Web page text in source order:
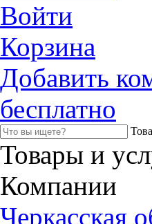
Войти
Корзина
Добавить
бесплатно
Товары и
Компании
Черкасская